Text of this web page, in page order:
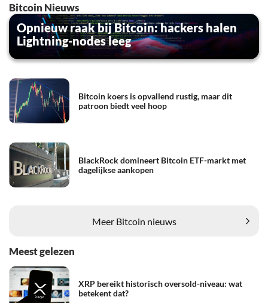
Bitcoin Nieuws
Opnieuw raak bij Bitcoin: hackers halen
Lightning-nodes leeg
Bitcoin koers is opvallend rustig, maar dit
patroon biedt veel hoop
BlackRock domineert Bitcoin ETF-markt met
dagelijkse aankopen
Meer Bitcoin nieuws
Meest gelezen
XRP bereikt historisch oversold-niveau: wat
betekent dat?